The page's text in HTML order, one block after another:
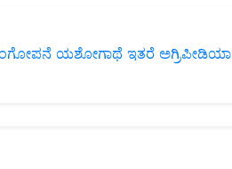
ಯಶೋಗಾಥೆ ಇತರೆ ಅಗ್ರಿಪೀಡಿಯಾ